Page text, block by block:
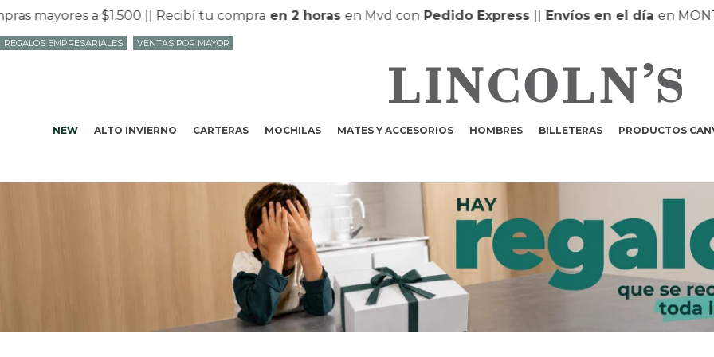
a $1.500 || Recibí tu compraen 2 horasen Mvd conPedido Express||Envíos en el díaen
NEW ALTO INVIERNO CARTERAS MOCHILAS MATES Y ACCESORIOS HOMBRES BILLETERAS PRODUCTOS
REGALOS EMPRESARIALES VENTAS POR MAYOR